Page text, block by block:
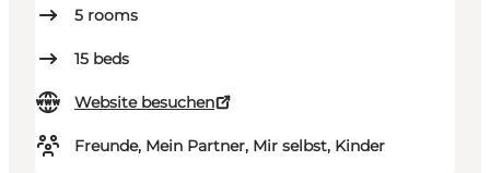
5 rooms
15 beds
Website besuchen
Freunde, Mein Partner, Mir selbst, Kinder